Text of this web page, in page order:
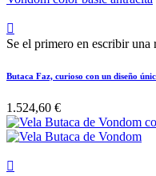

Se el primero en escribir una
Butaca Faz, curioso con un diseño
1.524,60 €
